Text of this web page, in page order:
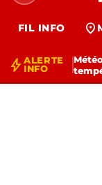
FIL INFO location_on
bolt ALERTE
INFO